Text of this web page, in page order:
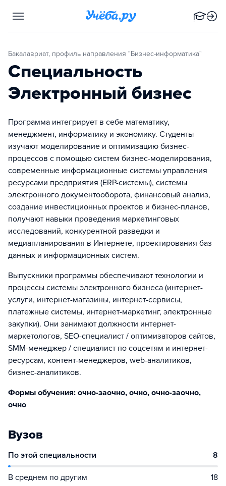
Бакалавриат, профиль направления "Бизнес-информатика"
Специальность
Электронный бизнес
Программа интегрирует в себе математику,
менеджмент, информатику и экономику. Студенты
изучают моделирование и оптимизацию бизнес-
процессов с помощью систем бизнес-моделирования,
современные информационные системы управления
ресурсами предприятия (ERP-системы), системы
электронного документооборота, финансовый анализ,
создание инвестиционных проектов и бизнес-планов,
получают навыки проведения маркетинговых
исследований, конкурентной разведки и
медиапланирования в Интернете, проектирования баз
данных и информационных систем.
Выпускники программы обеспечивают технологии и
процессы системы электронного бизнеса (интернет-
услуги, интернет-магазины, интернет-сервисы,
платежные системы, интернет-маркетинг, электронные
закупки). Они занимают должности интернет-
маркетологов, SEO-специалист / оптимизаторов сайтов,
SMM-менеджер / специалист по соцсетям и интернет-
ресурсам, контент-менеджеров, web-аналитиков,
бизнес-аналитиков.
Формы обучения: очно-заочно, очно, очно-заочно,
очно
Вузов
По этой специальности 8
В среднем по другим 18